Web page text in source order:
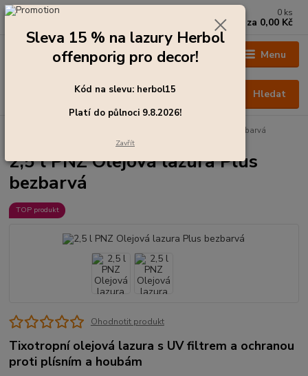
Menu
Hledat
+420 273 136 255
0 ks
za 0,00 Kč
2,5 l PNZ Olejová lazura Plus bezbarvá
2,5 l PNZ Olejová lazura Plus
bezbarvá
TOP produkt
Ohodnotit produkt
Tixotropní olejová lazura s UV filtrem a ochranou
proti plísním a houbám
Sleva 15 % na lazury Herbol
offenporig pro decor!
Kód na slevu: herbol15
Platí do půlnoci 9.8.2026!
Zavřít